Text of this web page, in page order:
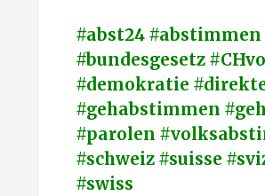
#abst24
#bundesgesetz
#demokratie
#gehabstimmen
#parolen
#schweiz #suisse
#swiss